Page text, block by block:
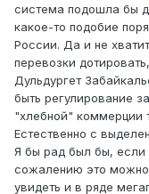
система подошла бы
какое-то подобие
России. Да и не
перевозки
Дульдургет
быть регулирование
"хлебной" коммерции
Естественно с
Я бы рад был бы, если
сожалению это можно
увидеть и в ряде